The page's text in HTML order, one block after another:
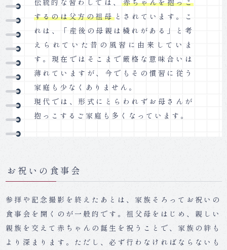
するのは父方の祖母とされています。こ
れは、「産後の母親は穢れがある」と考
えられていた昔の風習に由来していま
す。現在ではそこまで厳格な意味合いは
薄れていますが、今でもその慣習に従う
家庭も少なくありません。
現代では、形式にとらわれずお母さんが
抱っこするご家庭も多くなっています。
お祝いの食事会
参拝や記念撮影を終えたあとは、家族そろってお祝いの
食事会を開くのが一般的です。祖父母をはじめ、親しい
親族を交えて赤ちゃんの誕生を祝うことで、家族の絆も
より深まります。ただし、必ず行わなければならないも